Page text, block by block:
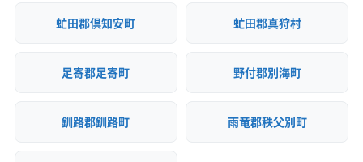
虻田郡倶知安町 虻田郡真狩村
足寄郡足寄町 野付郡別海町
釧路郡釧路町 雨竜郡秩父別町